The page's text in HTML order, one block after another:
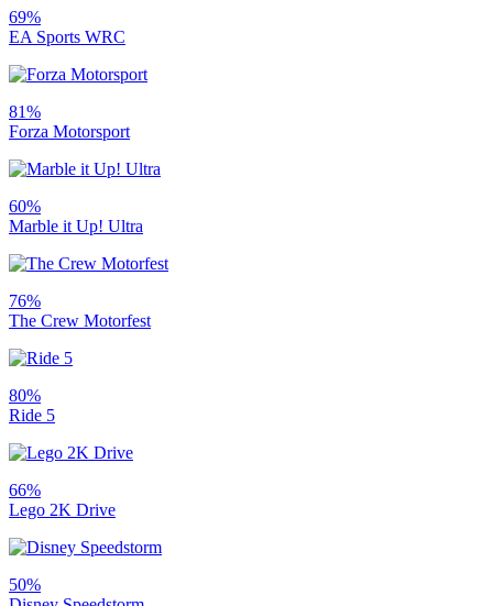
69%
EA Sports WRC
81%
Forza Motorsport
60%
Marble it Up! Ultra
76%
The Crew Motorfest
80%
Ride 5
66%
Lego 2K Drive
50%